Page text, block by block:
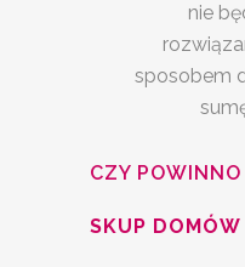
nie
sposobem
CZY
SKUP